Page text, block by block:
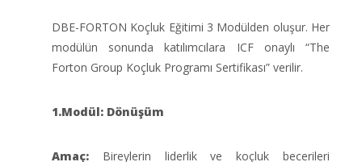
DBE-FORTON Koçluk Eğitimi 3 Modülden oluşur. Her
modülün sonunda katılımcılara ICF onaylı “The
Forton Group Koçluk Programı Sertifikası” verilir.
1.Modül: Dönüşüm
Amaç: Bireylerin liderlik ve koçluk becerileri